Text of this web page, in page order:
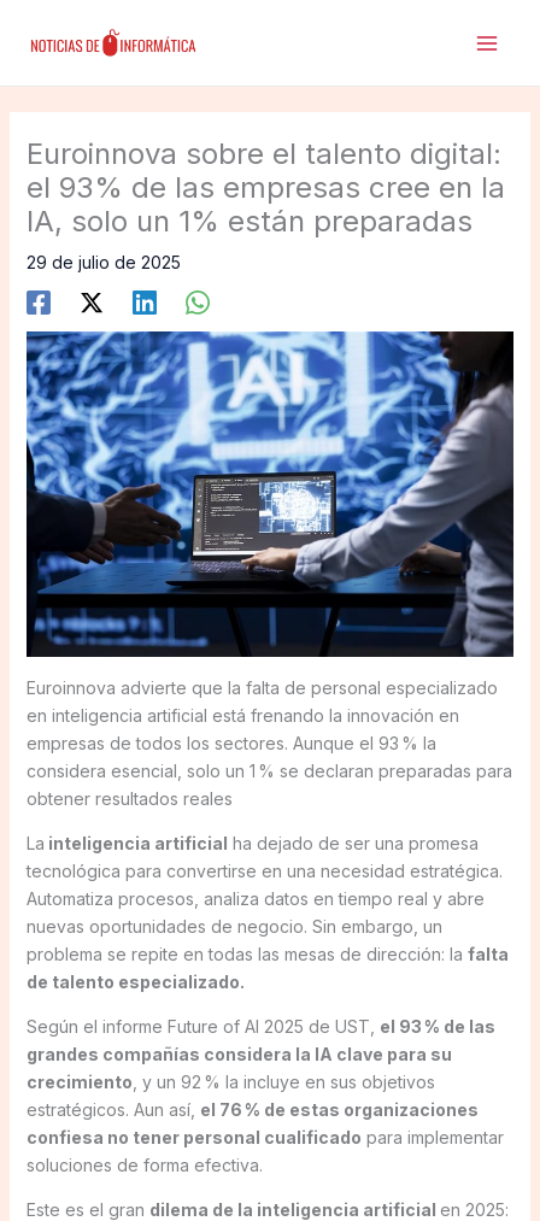
Euroinnova sobre el talento digital:
el 93% de las empresas cree en la
IA, solo un 1% están preparadas
29 de julio de 2025
Euroinnova advierte que la falta de personal especializado
en inteligencia artificial está frenando la innovación en
empresas de todos los sectores. Aunque el 93 % la
considera esencial, solo un 1 % se declaran preparadas para
obtener resultados reales
La inteligencia artificial ha dejado de ser una promesa
tecnológica para convertirse en una necesidad estratégica.
Automatiza procesos, analiza datos en tiempo real y abre
nuevas oportunidades de negocio. Sin embargo, un
problema se repite en todas las mesas de dirección: la falta
de talento especializado.
Según el informe Future of AI 2025 de UST, el 93 % de las
grandes compañías considera la IA clave para su
crecimiento , y un 92 % la incluye en sus objetivos
estratégicos. Aun así, el 76 % de estas organizaciones
confiesa no tener personal cualificado para implementar
soluciones de forma efectiva.
Este es el gran dilema de la inteligencia artificial en 2025: